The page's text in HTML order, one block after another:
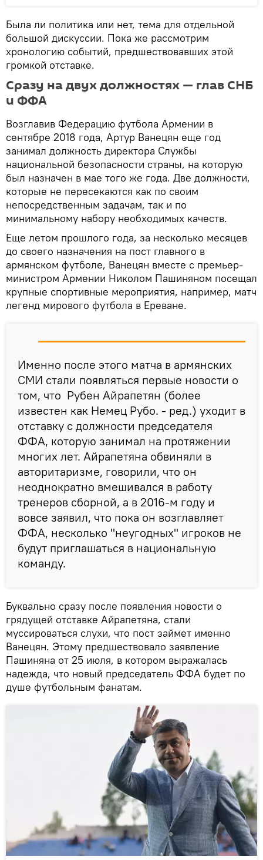
Была ли политика или нет, тема для отдельной
большой дискуссии. Пока же рассмотрим
хронологию событий, предшествовавших этой
громкой отставке.
Сразу на двух должностях — глав СНБ
и ФФА
Возглавив Федерацию футбола Армении в
сентябре 2018 года, Артур Ванецян еще год
занимал должность директора Службы
национальной безопасности страны, на которую
был назначен в мае того же года. Две должности,
которые не пересекаются как по своим
непосредственным задачам, так и по
минимальному набору необходимых качеств.
Еще летом прошлого года, за несколько месяцев
до своего назначения на пост главного в
армянском футболе, Ванецян вместе с премьер-
министром Армении Николом Пашиняном посещал
крупные спортивные мероприятия, например, матч
легенд мирового футбола в Ереване.
Именно после этого матча в армянских
СМИ стали появляться первые новости о
том, что Рубен Айрапетян (более
известен как Немец Рубо. - ред.) уходит в
отставку с должности председателя
ФФА, которую занимал на протяжении
многих лет. Айрапетяна обвиняли в
авторитаризме, говорили, что он
неоднократно вмешивался в работу
тренеров сборной, а в 2016-м году и
вовсе заявил, что пока он возглавляет
ФФА, несколько "неугодных" игроков не
будут приглашаться в национальную
команду.
Буквально сразу после появления новости о
грядущей отставке Айрапетяна, стали
муссироваться слухи, что пост займет именно
Ванецян. Этому предшествовало заявление
Пашиняна от 25 июля, в котором выражалась
надежда, что новый председатель ФФА будет по
душе футбольным фанатам.